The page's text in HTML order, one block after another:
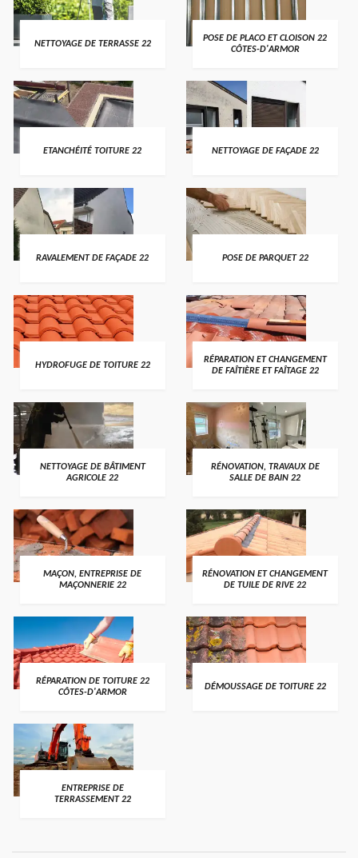
NETTOYAGE DE TERRASSE 22
POSE DE PLACO ET CLOISON 22
CÔTES-D'ARMOR
ETANCHÉITÉ TOITURE 22 NETTOYAGE DE FAÇADE 22
RAVALEMENT DE FAÇADE 22 POSE DE PARQUET 22
HYDROFUGE DE TOITURE 22
RÉPARATION ET CHANGEMENT
DE FAÎTIÈRE ET FAÎTAGE 22
NETTOYAGE DE BÂTIMENT
AGRICOLE 22
RÉNOVATION, TRAVAUX DE
SALLE DE BAIN 22
MAÇON, ENTREPRISE DE
MAÇONNERIE 22
RÉNOVATION ET CHANGEMENT
DE TUILE DE RIVE 22
RÉPARATION DE TOITURE 22
CÔTES-D'ARMOR
DÉMOUSSAGE DE TOITURE 22
ENTREPRISE DE
TERRASSEMENT 22